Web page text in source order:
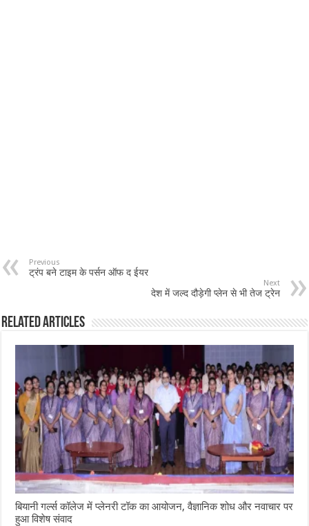
Previous
ट्रंप बने टाइम के पर्सन ऑफ द ईयर
Next
देश में जल्द दौड़ेगी प्लेन से भी तेज ट्रेन
Related Articles
बियानी गर्ल्स कॉलेज में प्लेनरी टॉक का आयोजन, वैज्ञानिक शोध और नवाचार पर
हुआ विशेष संवाद